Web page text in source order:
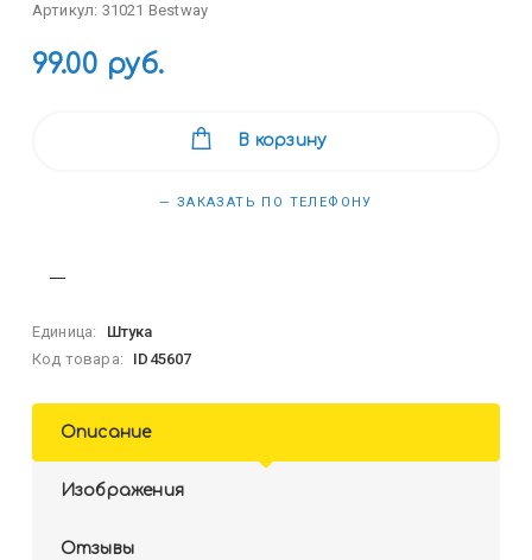
Артикул: 31021 Bestway
99.00 руб.
В корзину
— ЗАКАЗАТЬ ПО ТЕЛЕФОНУ
Единица:
Штука
Код товара:
ID45607
Описание
Изображения
Отзывы